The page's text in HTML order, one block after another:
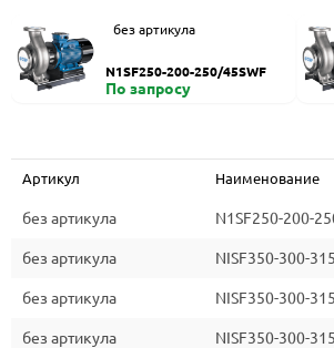
без артикула
N1SF250-200-250/45SWF
По запросу
Артикул Наименование
без артикула N1SF250-200-
без артикула NISF350-300-
без артикула NISF350-300-
без артикула NISF350-300-